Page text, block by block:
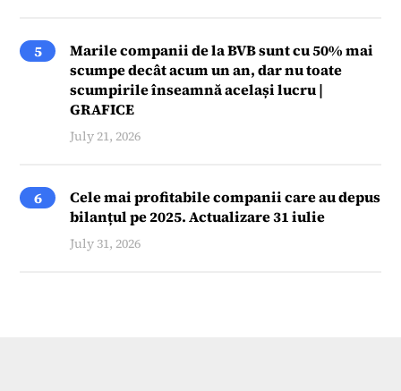
5
Marile companii de la BVB sunt cu 50% mai
scumpe decât acum un an, dar nu toate
scumpirile înseamnă același lucru |
GRAFICE
July 21, 2026
6
Cele mai profitabile companii care au depus
bilanțul pe 2025. Actualizare 31 iulie
July 31, 2026